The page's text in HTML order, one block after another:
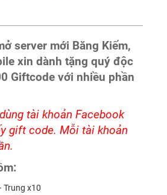
server mới Băng Kiếm,
xin dành tặng quý độc
Giftcode với nhiều phần
tài khoản Facebook
gift code. Mỗi tài khoản
Trung x10